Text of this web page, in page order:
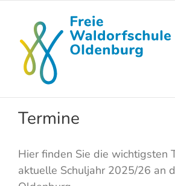
content
Termine
Hier finden Sie die wichtigsten
aktuelle Schuljahr 2025/26 an